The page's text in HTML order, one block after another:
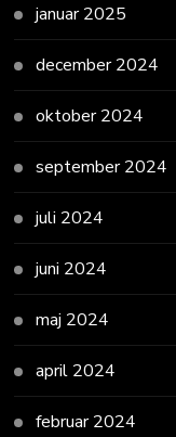
januar 2025
december 2024
oktober 2024
september 2024
juli 2024
juni 2024
maj 2024
april 2024
februar 2024